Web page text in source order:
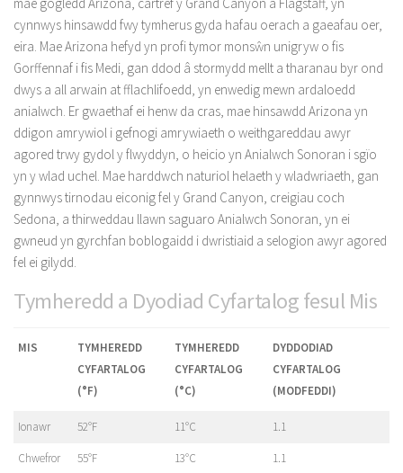
cynnwys hinsawdd fwy tymherus gyda hafau oerach a gaeafau oer,
eira. Mae Arizona hefyd yn profi tymor monsŵn unigryw o fis
Gorffennaf i fis Medi, gan ddod â stormydd mellt a tharanau byr ond
dwys a all arwain at fflachlifoedd, yn enwedig mewn ardaloedd
anialwch. Er gwaethaf ei henw da cras, mae hinsawdd Arizona yn
ddigon amrywiol i gefnogi amrywiaeth o weithgareddau awyr
agored trwy gydol y flwyddyn, o heicio yn Anialwch Sonoran i sgïo
yn y wlad uchel. Mae harddwch naturiol helaeth y wladwriaeth, gan
gynnwys tirnodau eiconig fel y Grand Canyon, creigiau coch
Sedona, a thirweddau llawn saguaro Anialwch Sonoran, yn ei
gwneud yn gyrchfan boblogaidd i dwristiaid a selogion awyr agored
fel ei gilydd.
Tymheredd a Dyodiad Cyfartalog fesul Mis
MIS
TYMHEREDD
CYFARTALOG
(°F)
TYMHEREDD
CYFARTALOG
(°C)
DYDDODIAD
CYFARTALOG
(MODFEDDI)
Ionawr 52°F 11°C 1.1
Chwefror 55°F 13°C 1.1